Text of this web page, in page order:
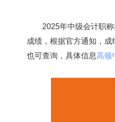
2025年中级会计职称
成绩，根据官方通知，
也可查询，具体信息高顿